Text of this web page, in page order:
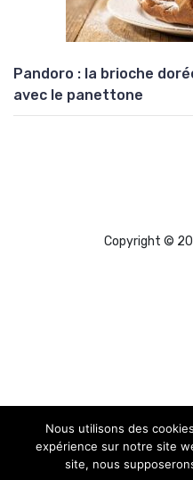
Pandoro : la brioche
avec le panettone
Copyright ©
Nous utilisons des
expérience sur notre site
site, nous